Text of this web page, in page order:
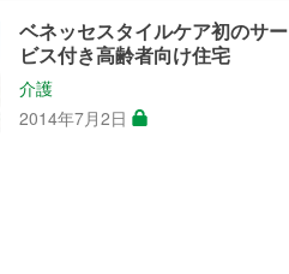
ベネッセスタイルケア初のサー
ビス付き高齢者向け住宅
介護
2014年7月2日